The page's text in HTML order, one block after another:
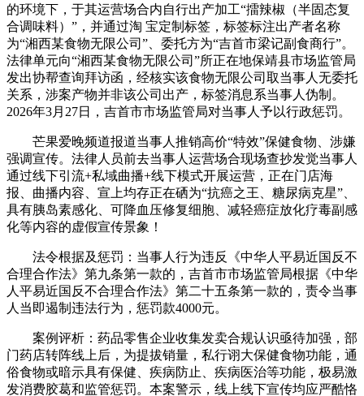
的环境下，于其运营场合内自行出产加工“擂辣椒（半固态复
合调味料）”，并通过淘 宝定制标签，标签标注出产者名称
为“湘西某食物无限公司”、委托方为“吉首市梁记副食商行”。
法律单元向“湘西某食物无限公司”所正在地保靖县市场监管局
发出协帮查询拜访函，经核实该食物无限公司取当事人无委托
关系，涉案产物并非该公司出产，标签消息系当事人伪制。
2026年3月27日，吉首市市场监管局对当事人予以行政惩罚。
芒果爱晚频道报道当事人推销高价“特效”保健食物、涉嫌
强调宣传。法律人员前去当事人运营场合现场查抄发觉当事人
通过线下引流+私域曲播+线下模式开展运营，正在门店海
报、曲播内容、宣上均存正在硒为“抗癌之王、糖尿病克星”、
具有胰岛素感化、可降血压修复细胞、减轻癌症放化疗毒副感
化等内容的虚假宣传景象！
法令根据及惩罚：当事人行为违反《中华人平易近国反不
合理合作法》第九条第一款的，吉首市市场监管局根据《中华
人平易近国反不合理合作法》第二十五条第一款的，责令当事
人当即遏制违法行为，惩罚款4000元。
案例评析：药品零售企业收集发卖合规认识亟待加强，部
门药店转阵线上后，为提拔销量，私行诩大保健食物功能，通
俗食物或暗示具有保健、疾病防止、疾病医治等功能，极易激
发消费胶葛和监管惩罚。本案警示，线上线下宣传均应严酷恪